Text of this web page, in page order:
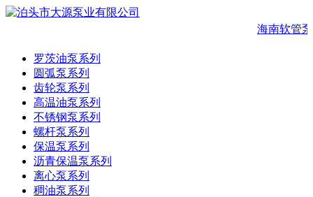
海南软管泵
罗茨油泵系列
圆弧泵系列
齿轮泵系列
高温油泵系列
不锈钢泵系列
螺杆泵系列
保温泵系列
沥青保温泵系列
离心泵系列
稠油泵系列